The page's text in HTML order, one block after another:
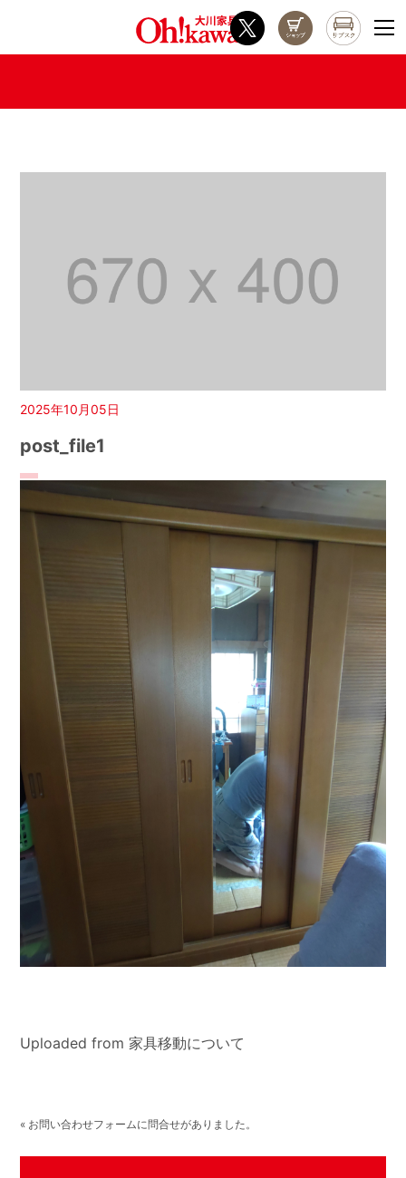
2025年10月05日
post_file1
Uploaded from 家具移動について
« お問い合わせフォームに問合せがありました。